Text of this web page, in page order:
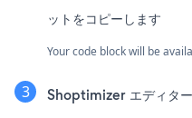
ットをコピーします
Your code block will be
Shoptimizer エディタ